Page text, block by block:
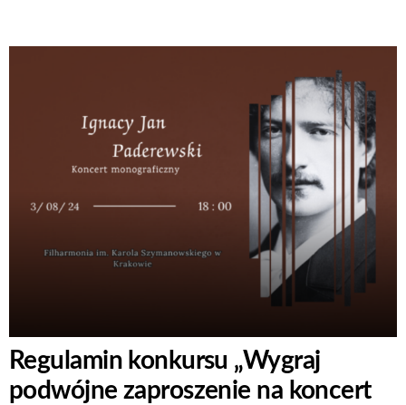
Regulamin konkursu „Wygraj
podwójne zaproszenie na koncert